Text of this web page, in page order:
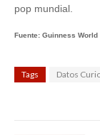
pop mundial.
Fuente: Guinness
Tags Datos